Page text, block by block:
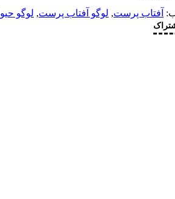
آفتاب پرست, لوگو آفتاب پرست, لوگو